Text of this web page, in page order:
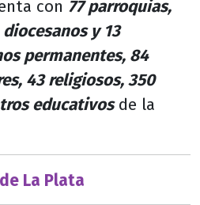
con 77 parroquias,
diocesanos y 13
permanentes, 84
43 religiosos, 350
educativosde la
La Plata